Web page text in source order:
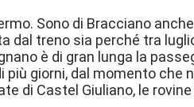
Sono di Bracciano
dal treno sia perché tra
è di gran lunga la
più giorni, dal momento che
di Castel Giuliano, le